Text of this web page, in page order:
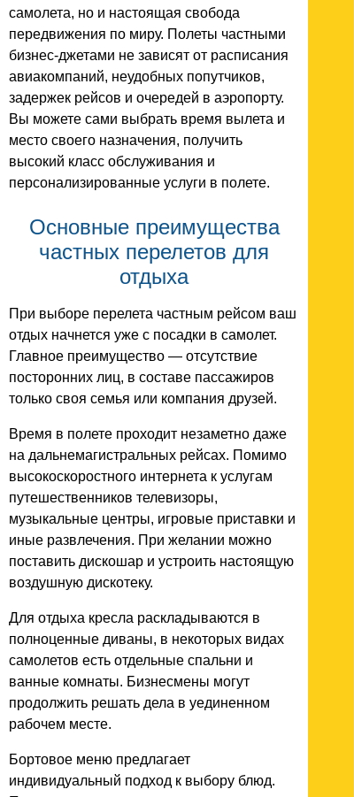
самолета, но и настоящая свобода
передвижения по миру. Полеты частными
бизнес-джетами не зависят от расписания
авиакомпаний, неудобных попутчиков,
задержек рейсов и очередей в аэропорту.
Вы можете сами выбрать время вылета и
место своего назначения, получить
высокий класс обслуживания и
персонализированные услуги в полете.
Основные преимущества
частных перелетов для
отдыха
При выборе перелета частным рейсом ваш
отдых начнется уже с посадки в самолет.
Главное преимущество — отсутствие
посторонних лиц, в составе пассажиров
только своя семья или компания друзей.
Время в полете проходит незаметно даже
на дальнемагистральных рейсах. Помимо
высокоскоростного интернета к услугам
путешественников телевизоры,
музыкальные центры, игровые приставки и
иные развлечения. При желании можно
поставить дискошар и устроить настоящую
воздушную дискотеку.
Для отдыха кресла раскладываются в
полноценные диваны, в некоторых видах
самолетов есть отдельные спальни и
ванные комнаты. Бизнесмены могут
продолжить решать дела в уединенном
рабочем месте.
Бортовое меню предлагает
индивидуальный подход к выбору блюд.